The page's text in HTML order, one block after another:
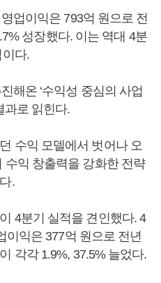
업이익은 793억 원으로 전
성장했다. 이는 역대 4분
다.
해온 ‘수익성 중심의 사업
과로 읽힌다.
수익 모델에서 벗어나 오
수익 창출력을 강화한 전략
.
4분기 실적을 견인했다. 4
이익은 377억 원으로 전년
각각 1.9%, 37.5% 늘었다.